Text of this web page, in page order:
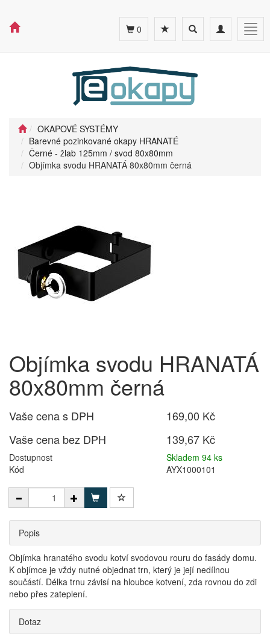
Toggle
navigation
Toggle
search
0
OKAPOVÉ SYSTÉMY
Barevné pozinkované okapy HRANATÉ
Černé - žlab 125mm / svod 80x80mm
Objímka svodu HRANATÁ 80x80mm černá
Objímka svodu HRANATÁ
80x80mm černá
Vaše cena s DPH
169,00 Kč
Vaše cena bez DPH
139,67 Kč
Dostupnost
Skladem 94 ks
Kód
AYX1000101
Popis
Objímka hranatého svodu kotví svodovou rouru do fasády domu.
K objímce je vždy nutné objednat trn, který je její nedílnou
součástí. Délka trnu závisí na hloubce kotvení, zda rovnou do zdi
nebo přes zateplení.
Dotaz